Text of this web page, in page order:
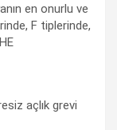
en onurlu ve
F tiplerinde,
açlık grevi